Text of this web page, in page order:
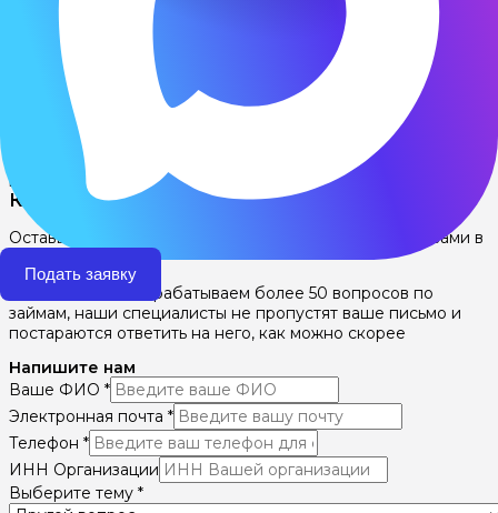
Подать заявку
поддержке предприятий и условиях по
получению льготных займов ФРП РХ
обращайтесь по телефонам: 8 (3902) 248-190, 8
929-319-0190 или по адресу: г.Абакан, пр-кт
Дружбы Народов, д. 2А (3 этаж).
Предыдущая Запись
Следующая Запись
Партнеры Фонда
Консультационный центр
Оставьте свои контактные данные, и мы свяжемся с вами в
Ежедневно мы обрабатываем более 50 вопросов по
займам, наши специалисты не пропустят ваше письмо и
постараются ответить на него, как можно скорее
Напишите нам
Ваше ФИО *
Электронная почта *
Телефон *
ИНН Организации
Выберите тему *